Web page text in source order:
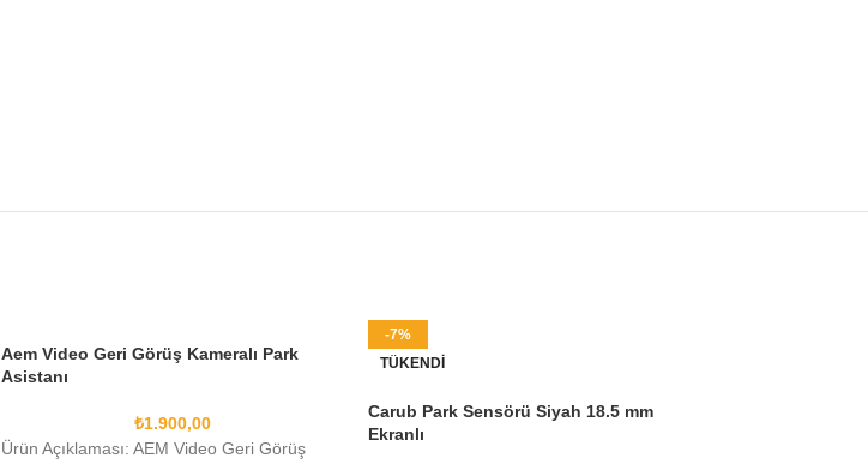
Aem Video Geri Görüş Kameralı Park
Asistanı
₺1.900,00
Ürün Açıklaması: AEM Video Geri Görüş
-7%
TÜKENDI
Carub Park Sensörü Siyah 18.5 mm
Ekranlı